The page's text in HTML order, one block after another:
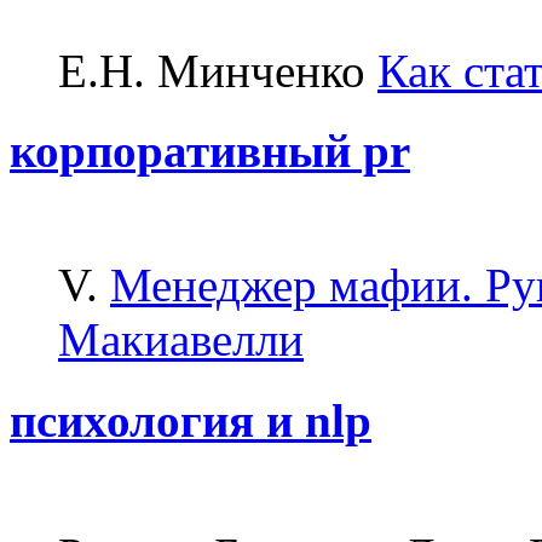
Е.Н. Минченко Как
корпоративный pr
V. Менеджер мафии.
Макиавелли
психология и nlp